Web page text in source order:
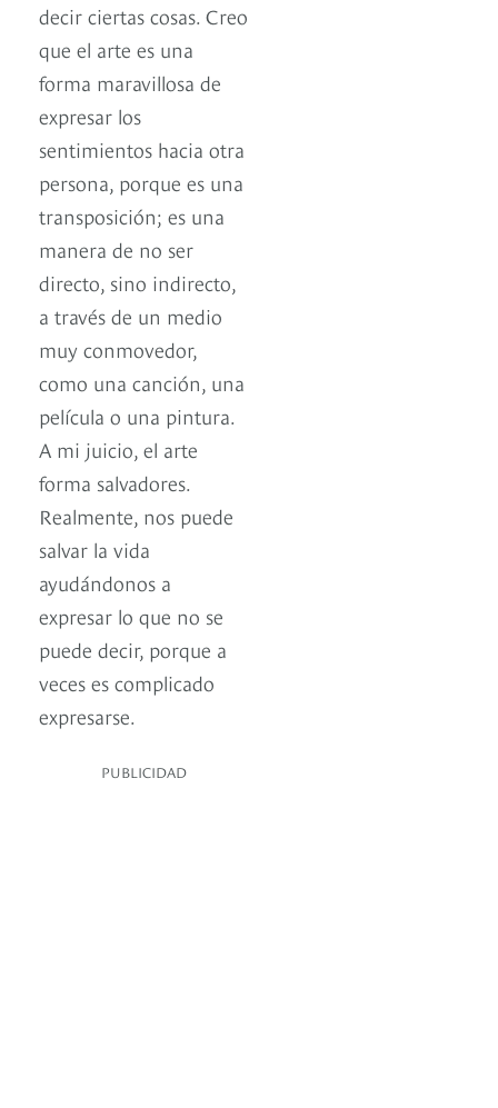
decir ciertas cosas. Creo
que el arte es una
forma maravillosa de
expresar los
sentimientos hacia otra
persona, porque es una
transposición; es una
manera de no ser
directo, sino indirecto,
a través de un medio
muy conmovedor,
como una canción, una
película o una pintura.
A mi juicio, el arte
forma salvadores.
Realmente, nos puede
salvar la vida
ayudándonos a
expresar lo que no se
puede decir, porque a
veces es complicado
expresarse.
PUBLICIDAD